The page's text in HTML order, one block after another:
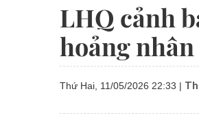
LHQ cảnh
hoảng
Thứ Hai, 11/05/2026 22:33 |